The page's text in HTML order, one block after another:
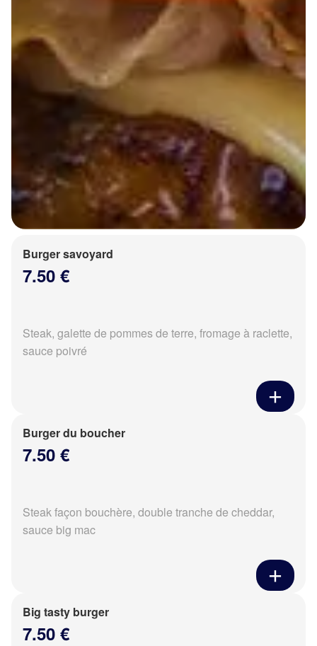
Burger savoyard
7.50 €
Steak, galette de pommes de terre, fromage à raclette,
sauce poivré
Burger du boucher
7.50 €
Steak façon bouchère, double tranche de cheddar,
sauce big mac
Big tasty burger
7.50 €